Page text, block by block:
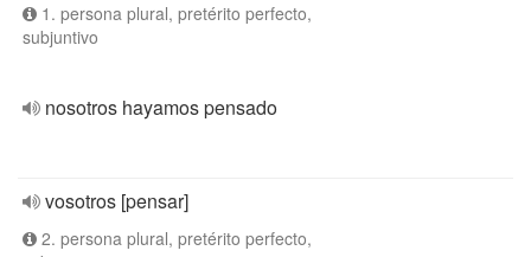
1. persona plural, pretérito perfecto,
subjuntivo
nosotros hayamos pensado
vosotros [pensar]
2. persona plural, pretérito perfecto,